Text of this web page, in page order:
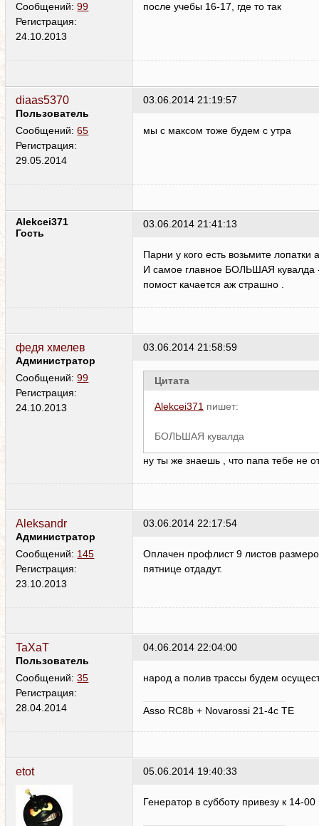
Сообщений:99
Регистрация:
24.10.2013
после учебы 16-17, где то так
diaas5370
Пользователь
Сообщений:65
Регистрация:
29.05.2014
03.06.2014 21:19:57
мы с максом тоже будем с утра
Alekcei371
Гость
03.06.2014 21:41:13
Парни у кого есть возьмите
И самое главное БОЛЬШАЯ кувалда
помост качается аж страшно .
федя хмелев
Администратор
Сообщений:99
Регистрация:
24.10.2013
03.06.2014 21:58:59
Цитата
Alekcei371 пишет:
БОЛЬШАЯ кувалда
ну ты же знаешь , что папа тебе не
Aleksandr
Администратор
Сообщений: 145
Регистрация:
23.10.2013
03.06.2014 22:17:54
Оплачен профлист 9 листов
пятнице отдадут.
TaXaT
Пользователь
Сообщений:35
Регистрация:
28.04.2014
04.06.2014 22:04:00
народ а полив трассы будем
Asso RC8b + Novarossi 21-4c TE
etot 05.06.2014 19:40:33
Генератор в субботу привезу к 14-